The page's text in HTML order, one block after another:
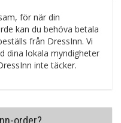
för när din
kan du behöva betala
från DressInn. Vi
dina lokala myndigheter
inte täcker.
order?